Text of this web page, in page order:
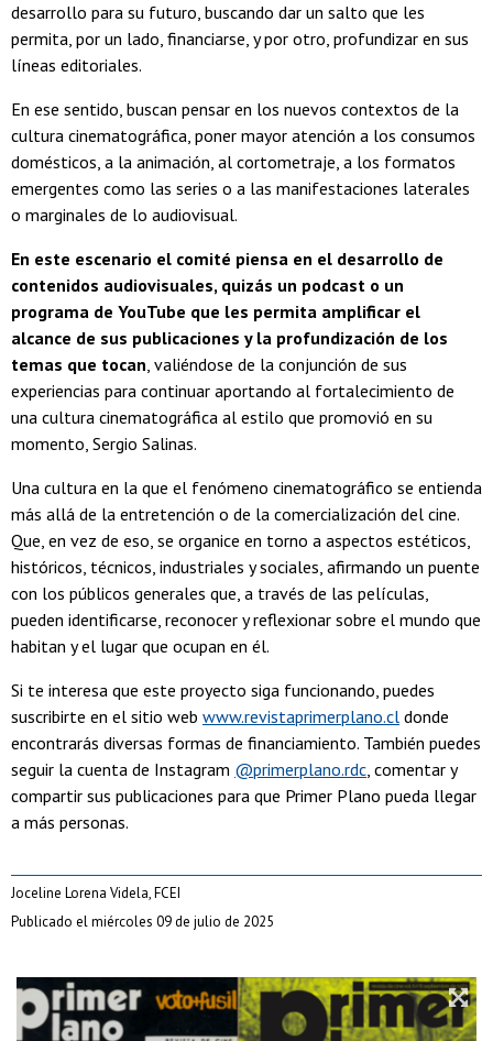
desarrollo para su futuro, buscando dar un salto que les
permita, por un lado, financiarse, y por otro, profundizar en sus
líneas editoriales.
En ese sentido, buscan pensar en los nuevos contextos de la
cultura cinematográfica, poner mayor atención a los consumos
domésticos, a la animación, al cortometraje, a los formatos
emergentes como las series o a las manifestaciones laterales
o marginales de lo audiovisual.
En este escenario el comité piensa en el desarrollo de
contenidos audiovisuales, quizás un podcast o un
programa de YouTube que les permita amplificar el
alcance de sus publicaciones y la profundización de los
temas que tocan, valiéndose de la conjunción de sus
experiencias para continuar aportando al fortalecimiento de
una cultura cinematográfica al estilo que promovió en su
momento, Sergio Salinas.
Una cultura en la que el fenómeno cinematográfico se entienda
más allá de la entretención o de la comercialización del cine.
Que, en vez de eso, se organice en torno a aspectos estéticos,
históricos, técnicos, industriales y sociales, afirmando un puente
con los públicos generales que, a través de las películas,
pueden identificarse, reconocer y reflexionar sobre el mundo que
habitan y el lugar que ocupan en él.
Si te interesa que este proyecto siga funcionando, puedes
suscribirte en el sitio web www.revistaprimerplano.cl donde
encontrarás diversas formas de financiamiento. También puedes
seguir la cuenta de Instagram @primerplano.rdc, comentar y
compartir sus publicaciones para que Primer Plano pueda llegar
a más personas.
Joceline Lorena Videla, FCEI
Publicado el miércoles 09 de julio de 2025